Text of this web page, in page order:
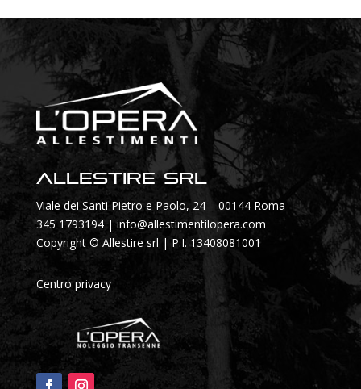
Allestire SRL
Viale dei Santi Pietro e Paolo, 24 – 00144 Roma
345 1793194|info@allestimentilopera.com
Copyright © Allestire srl | P.I. 13408081001
Centro privacy